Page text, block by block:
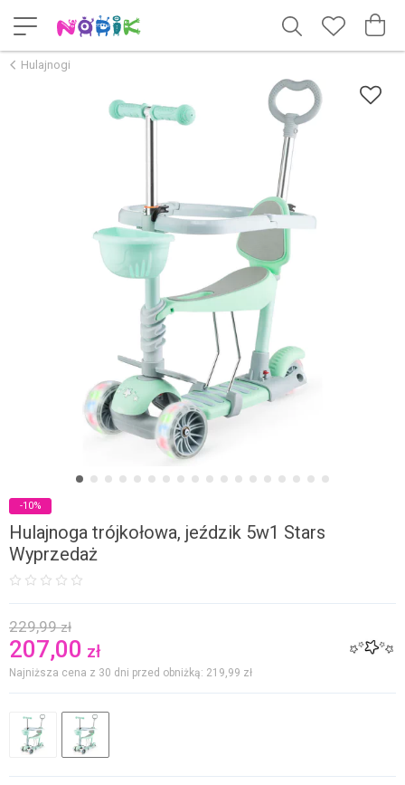
Hulajnogi
Hulajnoga trójkołowa, jeździk 5w1 Stars
Wyprzedaż
229,99zł
207,00 zł
Najniższa cena z 30 dni przed obniżką: 219,99 zł
-10%